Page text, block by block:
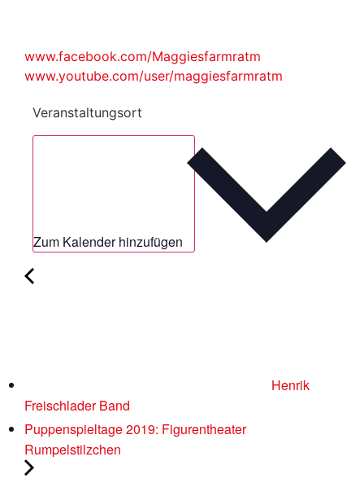
www.facebook.com/Maggiesfarmratm
www.youtube.com/user/maggiesfarmratm
Veranstaltungsort
Zum Kalender hinzufügen
Henrik
Freischlader Band
Puppenspieltage 2019: Figurentheater
Rumpelstilzchen